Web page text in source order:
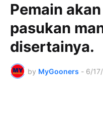
Pemain
pasukan
disertainya.
by MyGooners - 6/